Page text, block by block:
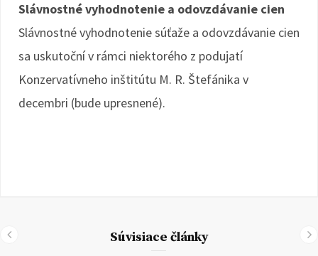
Slávnostné vyhodnotenie a odovzdávanie cien
Slávnostné vyhodnotenie súťaže a odovzdávanie cien
sa uskutoční v rámci niektorého z podujatí
Konzervatívneho inštitútu M. R. Štefánika v
decembri (bude upresnené).
Súvisiace články